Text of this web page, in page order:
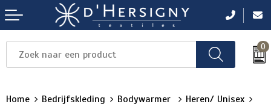
0
Home Bedrijfskleding Bodywarmer
Heren/ Unisex